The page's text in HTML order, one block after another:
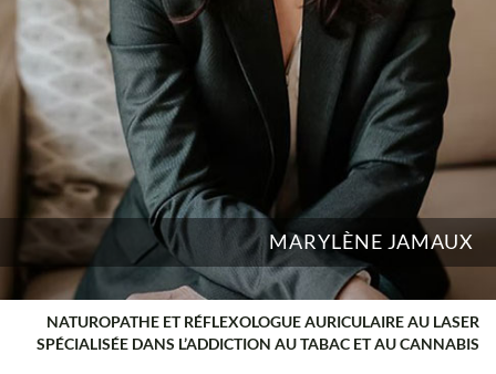
MARYLÈNE JAMAUX
NATUROPATHE ET RÉFLEXOLOGUE AURICULAIRE AU LASER
SPÉCIALISÉE DANS L’ADDICTION AU TABAC ET AU CANNABIS